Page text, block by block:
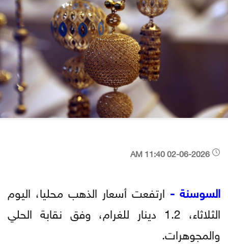
السوسنة - ارتفعت أسعار الذهب محليا، اليوم
الثلاثاء، 1.2 دينار للغرام، وفق نقابة الحلي
والمجوهرات.